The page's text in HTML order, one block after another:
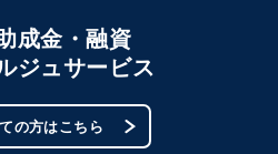
成金・融資
ジュサービス
の方はこちら